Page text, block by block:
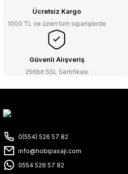
Ücretsiz Kargo
1000 TL ve üzeri tüm siparişlerde
Güvenli Alışveriş
256bit SSL Sertifikası
0(554) 526 57 82
info@hobipasaji.com
0554 526 57 82